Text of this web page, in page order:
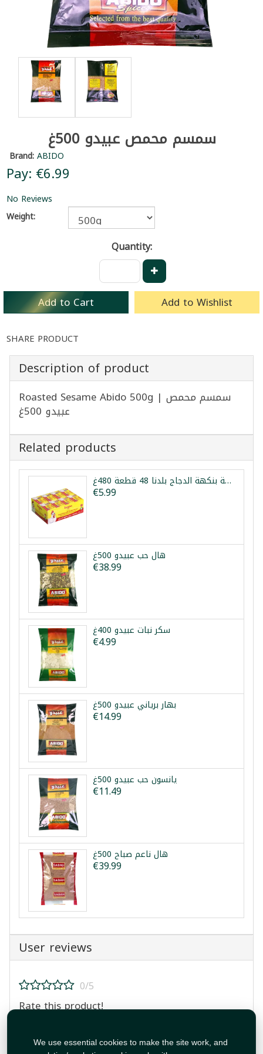
We use essential cookies to make the site work, and
سمسم محمص عبيدو 500غ
Brand:ABIDO
Pay: €6.99
No Reviews
Weight:
Quantity:
Add to Cart Add to Wishlist
SHARE PRODUCT
Description of product
Roasted Sesame Abido 500g | سمسم محمص
عبيدو 500غ
Related products
مكعبات مرقة بنكهة الدجاج بلدنا 48 قطعة 480غ
€5.99
هال حب عبيدو 500غ
€38.99
سكر نبات عبيدو 400غ
€4.99
بهار برياني عبيدو 500غ
€14.99
يانسون حب عبيدو 500غ
€11.49
هال ناعم صباح 500غ
€39.99
User reviews
0/5
Rate this product!